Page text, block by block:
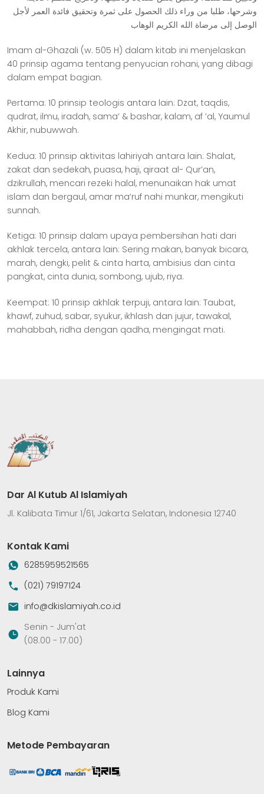
ﻭﺷﺮﺣﻬﺎ، ﻃﻠﺒﺎ ﻣﻦ ﻭﺭﺍﺀ ﺫﻟﻚ ﺍﻟﺤﺼﻮﻝ ﻋﻠﻰ ﺛﻤﺮﺓ ﻭﺗﺤﻘﻴﻖ ﻓﺎﺋﺪﺓ ﺍﻟﻌﻤﺮ ﻷﺟﻞ
ﺍﻟﻮﺻﻞ ﺇﻟﻰ ﻣﺮﺿﺎﺓ ﺍﻟﻠﻪ ﺍﻟﻜﺮﻳﻢ ﺍﻟﻮﻫﺎﺏ
Imam al-Ghazali (w. 505 H) dalam kitab ini menjelaskan
40 prinsip agama tentang penyucian rohani, yang dibagi
dalam empat bagian.
Pertama: 10 prinsip teologis antara lain: Dzat, taqdis,
qudrat, ilmu, iradah, sama’ & bashar, kalam, af ’al, Yaumul
Akhir, nubuwwah.
Kedua: 10 prinsip aktivitas lahiriyah antara lain: Shalat,
zakat dan sedekah, puasa, haji, qiraat al- Qur’an,
dzikrullah, mencari rezeki halal, menunaikan hak umat
islam dan bergaul, amar ma’ruf nahi munkar, mengikuti
sunnah.
Ketiga: 10 prinsip dalam upaya pembersihan hati dari
akhlak tercela, antara lain: Sering makan, banyak bicara,
marah, dengki, pelit & cinta harta, ambisius dan cinta
pangkat, cinta dunia, sombong, ujub, riya.
Keempat: 10 prinsip akhlak terpuji, antara lain: Taubat,
khawf, zuhud, sabar, syukur, ikhlash dan jujur, tawakal,
mahabbah, ridha dengan qadha, mengingat mati.
Dar Al Kutub Al Islamiyah
Jl. Kalibata Timur 1/61, Jakarta Selatan, Indonesia 12740
Kontak Kami
6285959521565
(021) 79197124
info@dkislamiyah.co.id
Senin - Jum'at
(08.00 - 17.00)
Lainnya
Produk Kami
Blog Kami
Metode Pembayaran